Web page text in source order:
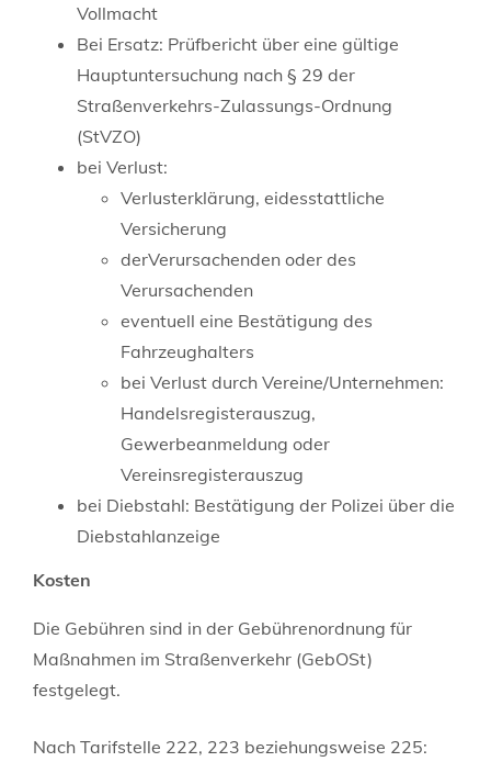
Vollmacht
Bei Ersatz: Prüfbericht über eine gültige
Hauptuntersuchung nach § 29 der
Straßenverkehrs-Zulassungs-Ordnung
(StVZO)
bei Verlust:
Verlusterklärung, eidesstattliche
Versicherung
derVerursachenden oder des
Verursachenden
eventuell eine Bestätigung des
Fahrzeughalters
bei Verlust durch Vereine/Unternehmen:
Handelsregisterauszug,
Gewerbeanmeldung oder
Vereinsregisterauszug
bei Diebstahl: Bestätigung der Polizei über die
Diebstahlanzeige
Kosten
Die Gebühren sind in der Gebührenordnung für
Maßnahmen im Straßenverkehr (GebOSt)
festgelegt.
Nach Tarifstelle 222, 223 beziehungsweise 225: